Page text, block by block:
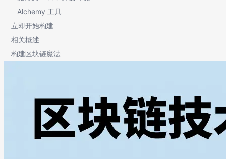
Alchemy 工具
立即开始构建
相关概述
构建区块链魔法